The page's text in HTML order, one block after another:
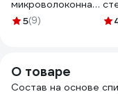
микроволоконная
ПУ HQ profiline
5(9)
О товаре
Состав на основе